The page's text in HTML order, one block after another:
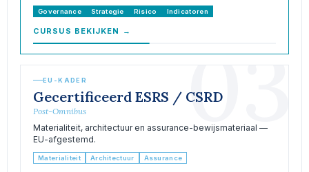
Governance Strategie Risico Indicatoren
CURSUS BEKIJKEN → 03
EU-KADER
Gecertificeerd ESRS / CSRD
Post-Omnibus
Materialiteit, architectuur en assurance-bewijsmateriaal —
EU-afgestemd.
Materialiteit Architectuur Assurance